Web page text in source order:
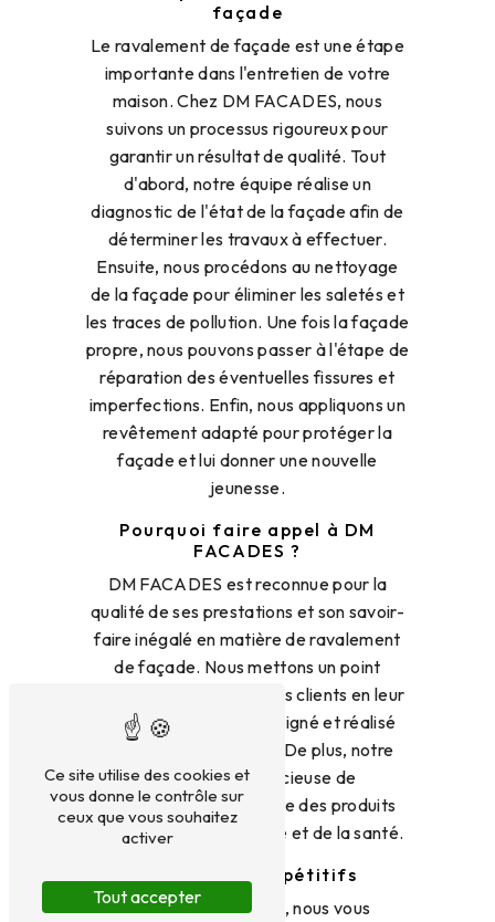
façade
Le ravalement de façade est une étape
importante dans l'entretien de votre
maison. Chez DM FACADES, nous
suivons un processus rigoureux pour
garantir un résultat de qualité. Tout
d'abord, notre équipe réalise un
diagnostic de l'état de la façade afin de
déterminer les travaux à effectuer.
Ensuite, nous procédons au nettoyage
de la façade pour éliminer les saletés et
les traces de pollution. Une fois la façade
propre, nous pouvons passer à l'étape de
réparation des éventuelles fissures et
imperfections. Enfin, nous appliquons un
revêtement adapté pour protéger la
façade et lui donner une nouvelle
jeunesse.
Pourquoi faire appel à DM
FACADES ?
DM FACADES est reconnue pour la
qualité de ses prestations et son savoir-
faire inégalé en matière de ravalement
de façade. Nous mettons un point
d'honneur à satisfaire nos clients en leur
fournissant un travail soigné et réalisé
dans les règles de l'art. De plus, notre
entreprise est soucieuse de
l'environnement et utilise des produits
respectueux de la nature et de la santé.
Des tarifs compétitifs
Chez DM FACADES, nous vous
Ce site utilise des cookies et
vous donne le contrôle sur
ceux que vous souhaitez
activer
Tout accepter